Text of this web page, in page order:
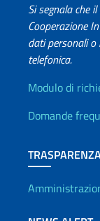
Si segnala che
Cooperazione
dati personali o
telefonica.
Info
Modulo di
Domande